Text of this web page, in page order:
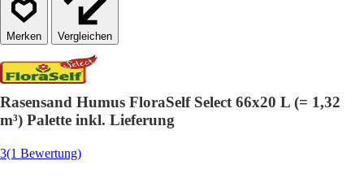
Vergleichen
Rasensand Humus FloraSelf Select 66x20 L (= 1,32
m³) Palette inkl. Lieferung
3(1 Bewertung)